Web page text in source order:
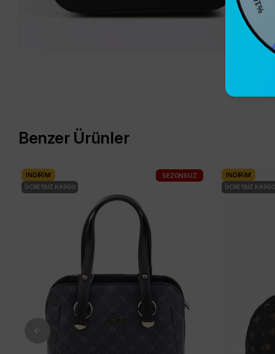
Benzer Ürünler
İNDIRIM
ÜCRETSIZ KARGO
SEZONSUZ İNDIRIM
ÜCRETSIZ KARGO